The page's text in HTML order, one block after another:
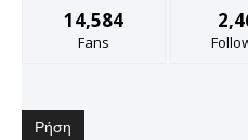
14,584
Fans
Ρήση